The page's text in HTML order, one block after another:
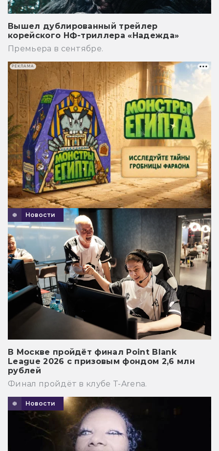
Вышел дублированный трейлер
корейского НФ-триллера «Надежда»
Премьера в сентябре.
Новости
В Москве пройдёт финал Point Blank
League 2026 с призовым фондом 2,6 млн
рублей
Финал пройдёт в клубе T-Arena.
Новости
РЕКЛАМА